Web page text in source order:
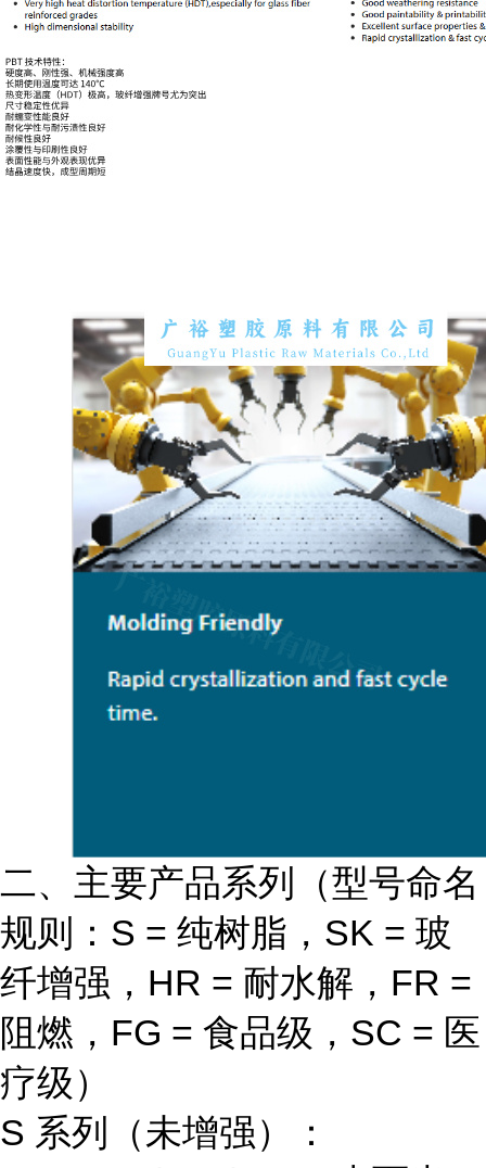
二、主要产品系列（型号命名
规则：S = 纯树脂，SK = 玻
纤增强，HR = 耐水解，FR =
阻燃，FG = 食品级，SC = 医
疗级）
S 系列（未增强）
：